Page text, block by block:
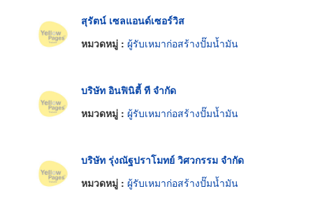
สุรัตน์ เซลแอนด์เซอร์วิส
หมวดหมู่ : ผู้รับเหมาก่อสร้างปั๊มน้ำมัน
บริษัท อินฟินิตี้ ที จำกัด
หมวดหมู่ : ผู้รับเหมาก่อสร้างปั๊มน้ำมัน
บริษัท รุ่งณัฐปราโมทย์ วิศวกรรม จำกัด
หมวดหมู่ : ผู้รับเหมาก่อสร้างปั๊มน้ำมัน